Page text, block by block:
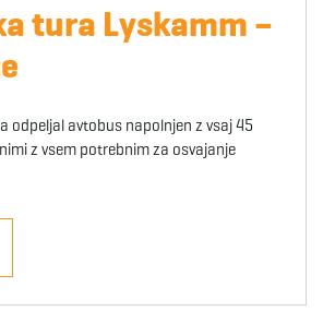
tura Lyskamm –
odpeljal avtobus napolnjen z vsaj 45
z vsem potrebnim za osvajanje